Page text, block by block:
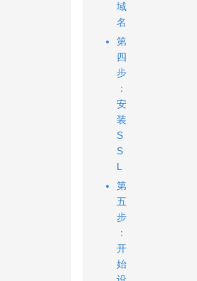
域
名
第
四
步
：
安
装
S
S
L
第
五
步
：
开
始